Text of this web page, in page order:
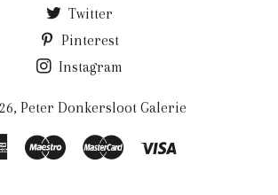
Twitter
Pinterest
Instagram
Peter Donkersloot Galerie
American Maestro Master